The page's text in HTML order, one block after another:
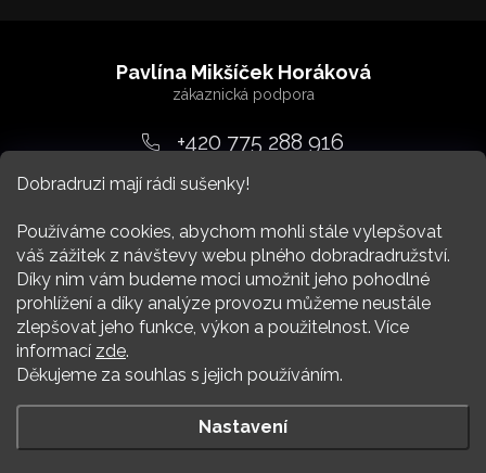
Dobradruzi mají rádi sušenky!
Používáme cookies, abychom mohli stále vylepšovat
váš zážitek z návštevy webu plného dobradradružství.
Díky nim vám budeme moci umožnit jeho pohodlné
prohlížení a díky analýze provozu můžeme neustále
zlepšovat jeho funkce, výkon a použitelnost. Více
informací zde.
Děkujeme za souhlas s jejich používáním.
Nastavení
a
Nákup
Více Dobradruha
Pavlína Mikšíček Horáková
+420 775 288 916
srdcem@dobradruh.cz